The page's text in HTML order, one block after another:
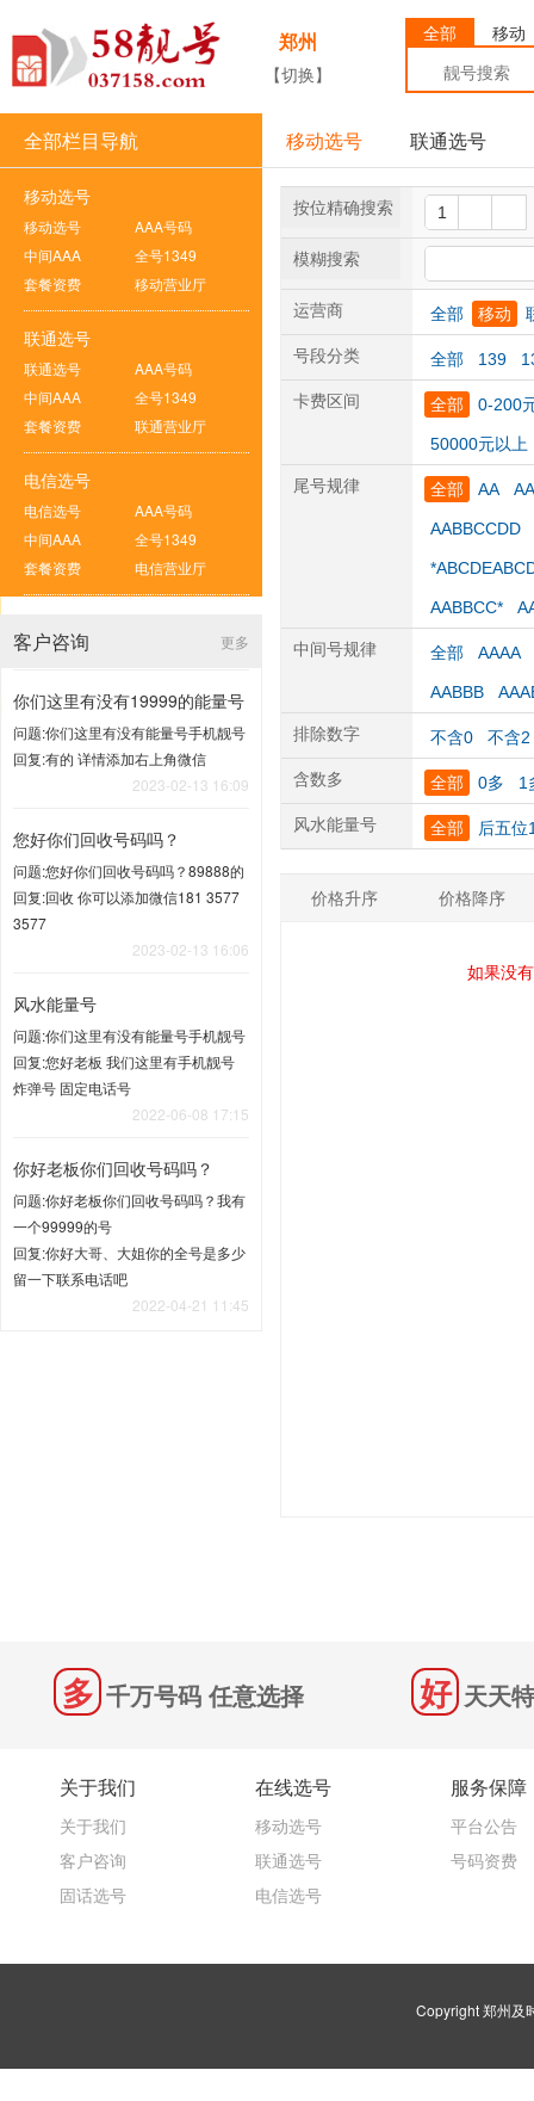
郑州
【切换】
全部 移动
全部栏目导航 移动选号 联通选号
移动选号
移动选号
AAA号码
中间AAA
全号1349
套餐资费
移动营业厅
联通选号
联通选号
AAA号码
中间AAA
全号1349
套餐资费
联通营业厅
电信选号
电信选号
AAA号码
中间AAA
全号1349
套餐资费
电信营业厅
更多
客户咨询
你们这里有没有19999的能量号
问题:你们这里有没有能量号手机靓号
回复:有的 详情添加右上角微信
2023-02-13 16:09
您好你们回收号码吗？
问题:您好你们回收号码吗？89888的
回复:回收 你可以添加微信181 3577
3577
2023-02-13 16:06
风水能量号
问题:你们这里有没有能量号手机靓号
回复:您好老板 我们这里有手机靓号
炸弹号 固定电话号
2022-06-08 17:15
你好老板你们回收号码吗？
问题:你好老板你们回收号码吗？我有
一个99999的号
回复:你好大哥、大姐你的全号是多少
留一下联系电话吧
2022-04-21 11:45
按位精确搜索
模糊搜索
运营商 全部 移动
号段分类 全部 139
卡费区间 全部 0-200
50000元以上
尾号规律 全部 AA
AABBCCDD
AABBCC*
中间号规律 全部 AAAA
AABBB
排除数字 不含0 不含2
含数多 全部 0多 1
风水能量号 全部 后五位
价格升序 价格降序
如果没
千万号码 任意选择 天天
关于我们
关于我们
客户咨询
固话选号
在线选号
移动选号
联通选号
电信选号
服务保障
平台公告
号码资费
Copyright 郑州及